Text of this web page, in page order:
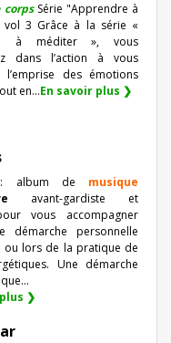
Série "Apprendre à
3 Grâce à la série «
à méditer », vous
dans l’action à vous
des émotions
en...En savoir plus ❯
de musique
avant-gardiste et
vous accompagner
démarche personnelle
ou lors de la pratique de
Une démarche
❯